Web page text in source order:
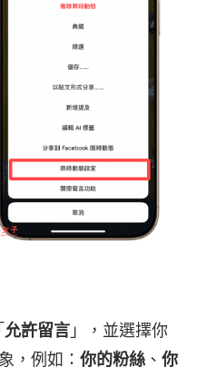
允許留言 」，並選擇你
，例如： 你的粉絲 、 你